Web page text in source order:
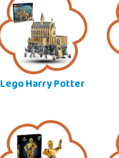
Lego Harry Potter